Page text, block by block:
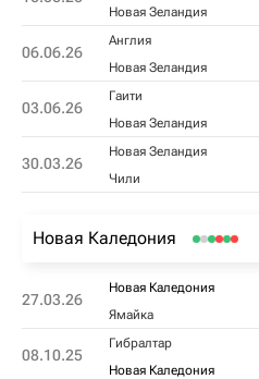
Новая Зеландия
06.06.26
Англия
Новая Зеландия
03.06.26
Гаити
Новая Зеландия
30.03.26
Новая Зеландия
Чили
Новая Каледония
27.03.26
Новая Каледония
Ямайка
08.10.25
Гибралтар
Новая Каледония